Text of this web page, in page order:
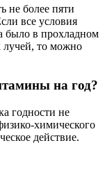
не более пяти
все условия
было в прохладном
то можно
на год?
годности не
химического
действие.